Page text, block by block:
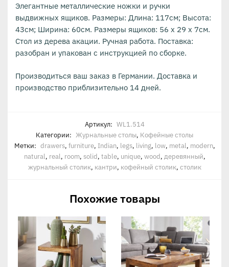
Элегантные металлические ножки и ручки
выдвижных ящиков. Размеры: Длина: 117см; Высота:
43см; Ширина: 60см. Размеры ящиков: 56 x 29 x 7см.
Стол из дерева акации. Ручная работа. Поставка:
разобран и упакован с инструкцией по сборке.
Производиться ваш заказ в Германии. Доставка и
производство приблизительно 14 дней.
Артикул: WL1.514
Категории: Журнальные столы, Кофейные столы
Метки: drawers, furniture, Indian, legs, living, low, metal, modern,
natural, real, room, solid, table, unique, wood, деревянный,
журнальный столик, кантри, кофейный столик, столик
Похожие товары